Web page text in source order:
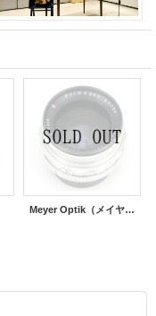
Meyer Optik（メイヤーオプティック）Primagon（プリマゴン）35mm/F4.5